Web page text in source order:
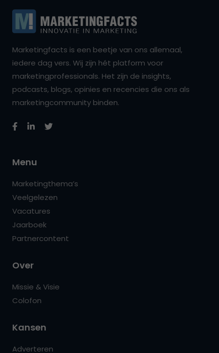
Marketingfacts is een beetje van ons allemaal,
iedere dag vers. Wij zijn hét platform voor
marketingprofessionals. Het zijn de insights,
podcasts, blogs, opinies en recencies die ons als
marketingcommunity binden.
Menu
Marketingthema’s
Veelgelezen
Vacatures
Jaarboek
Partnercontent
Over
Missie & Visie
Colofon
Kansen
Adverteren